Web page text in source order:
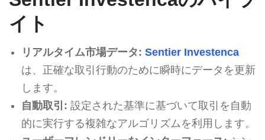
イト
リアルタイム市場データ: Sentier Investenca
は、正確な取引行動のために瞬時にデータを更新
します。
自動取引: 設定された基準に基づいて取引を自動
的に実行する複雑なアルゴリズムを利用します。